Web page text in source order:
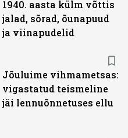
1940. aasta külm võttis
jalad, sõrad, õunapuud
ja viinapudelid
Jõuluime vihmametsas:
vigastatud teismeline
jäi lennuõnnetuses ellu